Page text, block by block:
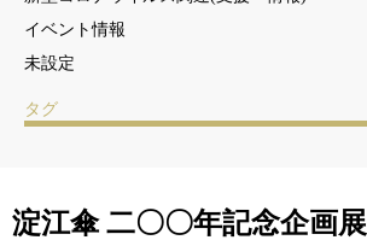
イベント情報
未設定
タグ
淀江傘 二〇〇年記念企画